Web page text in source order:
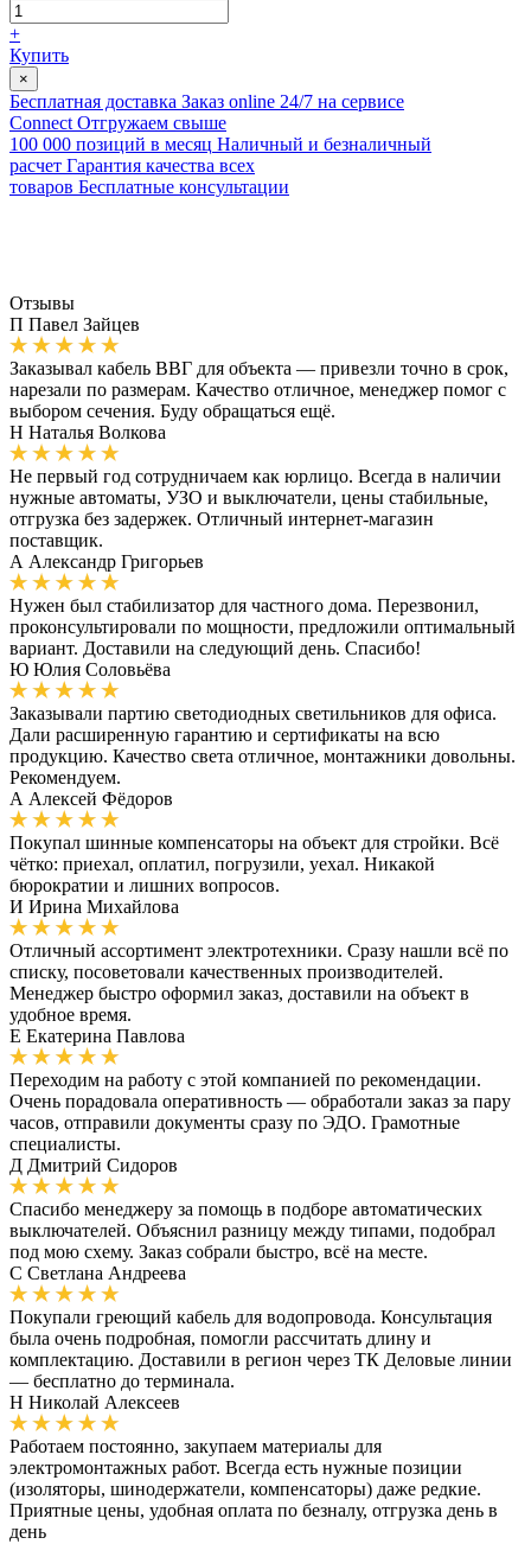
+
Купить
×
Бесплатная доставка Заказ online 24/7 на сервисе
Connect Отгружаем свыше
100 000 позиций в месяц Наличный и безналичный
расчет Гарантия качества всех
товаров Бесплатные консультации
Отзывы
П Павел Зайцев
Заказывал кабель ВВГ для объекта — привезли точно в срок,
нарезали по размерам. Качество отличное, менеджер помог с
выбором сечения. Буду обращаться ещё.
Н Наталья Волкова
Не первый год сотрудничаем как юрлицо. Всегда в наличии
нужные автоматы, УЗО и выключатели, цены стабильные,
отгрузка без задержек. Отличный интернет-магазин
поставщик.
А Александр Григорьев
Нужен был стабилизатор для частного дома. Перезвонил,
проконсультировали по мощности, предложили оптимальный
вариант. Доставили на следующий день. Спасибо!
Ю Юлия Соловьёва
Заказывали партию светодиодных светильников для офиса.
Дали расширенную гарантию и сертификаты на всю
продукцию. Качество света отличное, монтажники довольны.
Рекомендуем.
А Алексей Фёдоров
Покупал шинные компенсаторы на объект для стройки. Всё
чётко: приехал, оплатил, погрузили, уехал. Никакой
бюрократии и лишних вопросов.
И Ирина Михайлова
Отличный ассортимент электротехники. Сразу нашли всё по
списку, посоветовали качественных производителей.
Менеджер быстро оформил заказ, доставили на объект в
удобное время.
Е Екатерина Павлова
Переходим на работу с этой компанией по рекомендации.
Очень порадовала оперативность — обработали заказ за пару
часов, отправили документы сразу по ЭДО. Грамотные
специалисты.
Д Дмитрий Сидоров
Спасибо менеджеру за помощь в подборе автоматических
выключателей. Объяснил разницу между типами, подобрал
под мою схему. Заказ собрали быстро, всё на месте.
С Светлана Андреева
Покупали греющий кабель для водопровода. Консультация
была очень подробная, помогли рассчитать длину и
комплектацию. Доставили в регион через ТК Деловые линии
— бесплатно до терминала.
Н Николай Алексеев
Работаем постоянно, закупаем материалы для
электромонтажных работ. Всегда есть нужные позиции
(изоляторы, шинодержатели, компенсаторы) даже редкие.
Приятные цены, удобная оплата по безналу, отгрузка день в
день